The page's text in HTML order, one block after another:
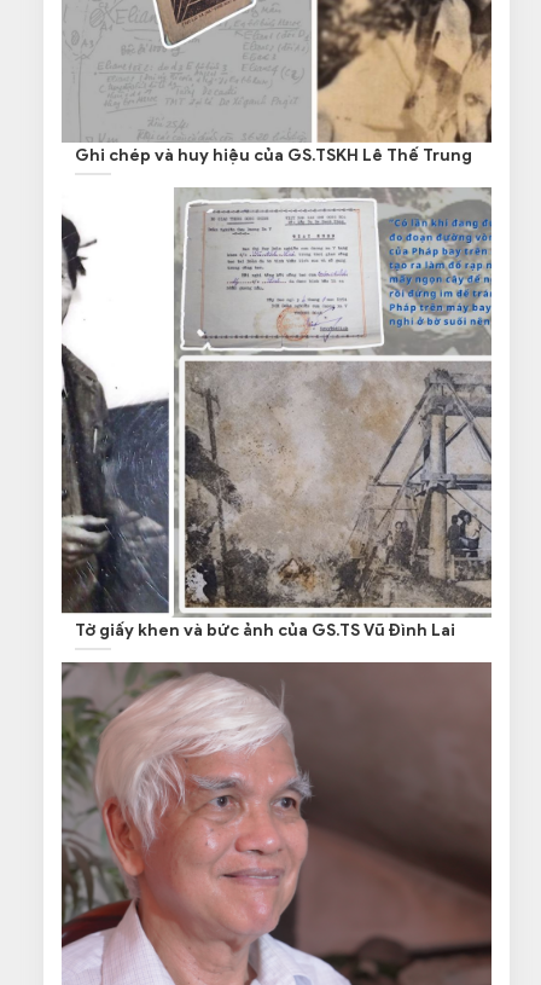
Ghi chép và huy hiệu của GS.TSKH Lê Thế Trung
Tờ giấy khen và bức ảnh của GS.TS Vũ Đình Lai